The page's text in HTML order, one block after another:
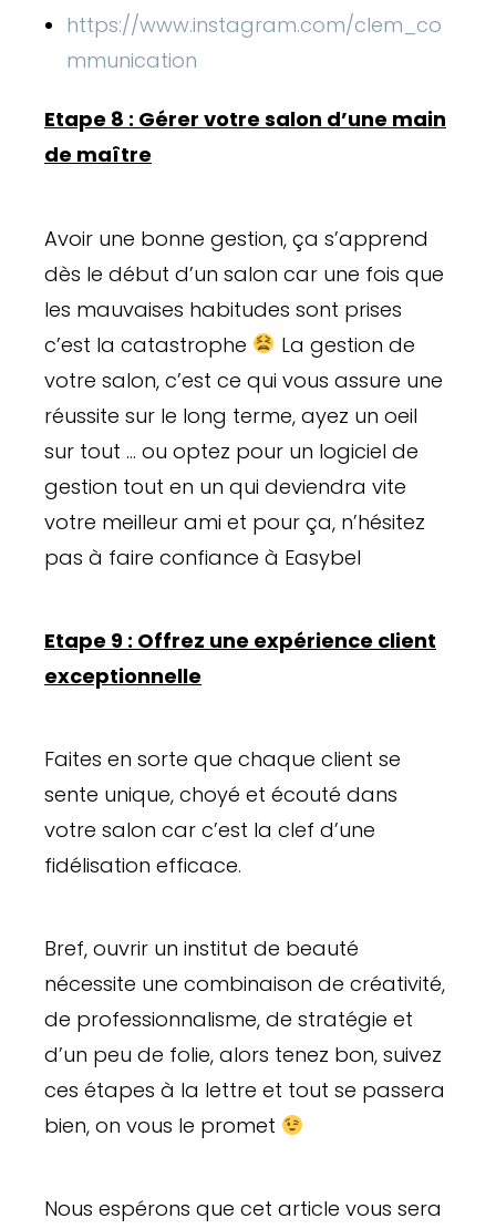
https://www.instagram.com/clem_co
mmunication
Etape 8 : Gérer votre salon d’une main
de maître
Avoir une bonne gestion, ça s’apprend
dès le début d’un salon car une fois que
les mauvaises habitudes sont prises
c’est la catastrophe
La gestion de
votre salon, c’est ce qui vous assure une
réussite sur le long terme, ayez un oeil
sur tout … ou optez pour un logiciel de
gestion tout en un qui deviendra vite
votre meilleur ami et pour ça, n’hésitez
pas à faire confiance à Easybel
Etape 9 : Offrez une expérience client
exceptionnelle
Faites en sorte que chaque client se
sente unique, choyé et écouté dans
votre salon car c’est la clef d’une
fidélisation efficace.
Bref, ouvrir un institut de beauté
nécessite une combinaison de créativité,
de professionnalisme, de stratégie et
d’un peu de folie, alors tenez bon, suivez
ces étapes à la lettre et tout se passera
bien, on vous le promet
Nous espérons que cet article vous sera